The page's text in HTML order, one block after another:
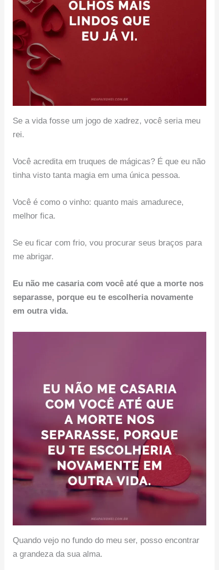
Se a vida fosse um jogo de xadrez, você seria meu
rei.
Você acredita em truques de mágicas? É que eu não
tinha visto tanta magia em uma única pessoa.
Você é como o vinho: quanto mais amadurece,
melhor fica.
Se eu ficar com frio, vou procurar seus braços para
me abrigar.
Eu não me casaria com você até que a morte nos
separasse, porque eu te escolheria novamente
em outra vida.
Quando vejo no fundo do meu ser, posso encontrar
a grandeza da sua alma.